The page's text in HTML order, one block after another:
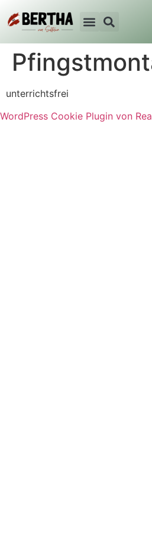
unterrichtsfrei
WordPress Cookie Plugin von